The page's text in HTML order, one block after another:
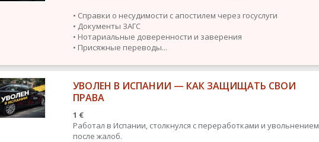
• Справки о несудимости с апостилем через госуслуги
• Документы ЗАГС
• Нотариальные доверенности и заверения
• Присяжные переводы...
УВОЛЕН В ИСПАНИИ — КАК ЗАЩИЩАТЬ СВОИ
ПРАВА
1 €
Работал в Испании, столкнулся с переработками и увольнением
после жалоб.